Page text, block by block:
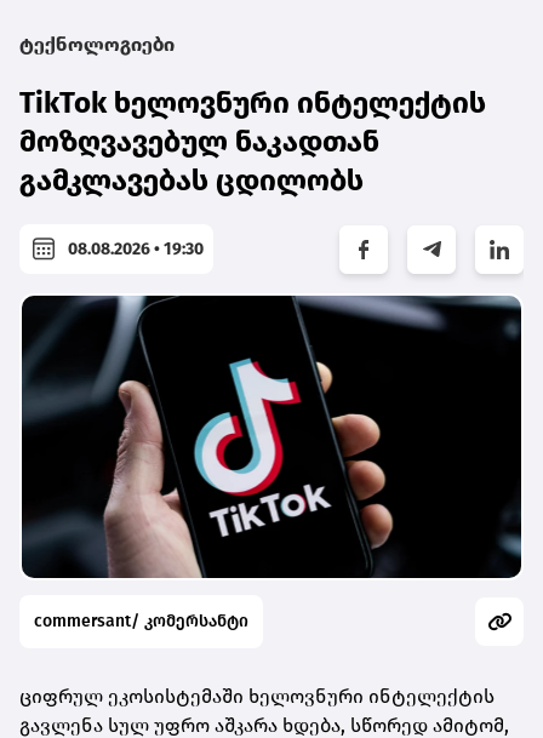
ტექნოლოგიები
TikTok ხელოვნური ინტელექტის
მოზღვავებულ ნაკადთან
გამკლავებას ცდილობს
08.08.2026 • 19:30
commersant/ კომერსანტი
ციფრულ ეკოსისტემაში ხელოვნური ინტელექტის
გავლენა სულ უფრო აშკარა ხდება, სწორედ ამიტომ,